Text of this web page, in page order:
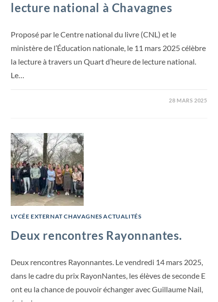
lecture national à Chavagnes
Proposé par le Centre national du livre (CNL) et le
ministère de l’Éducation nationale, le 11 mars 2025 célèbre
la lecture à travers un Quart d’heure de lecture national.
Le…
28 MARS 2025
LYCÉE EXTERNAT CHAVAGNES ACTUALITÉS
Deux rencontres Rayonnantes.
Deux rencontres Rayonnantes. Le vendredi 14 mars 2025,
dans le cadre du prix RayonNantes, les élèves de seconde E
ont eu la chance de pouvoir échanger avec Guillaume Nail,